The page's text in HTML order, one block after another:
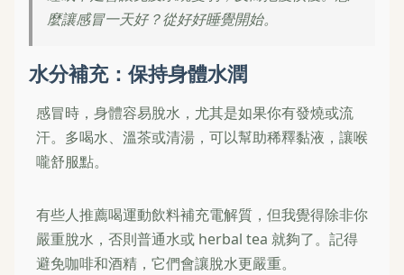
麼讓感冒一天好？從好好睡覺開始。
水分補充：保持身體水潤
感冒時，身體容易脫水，尤其是如果你有發燒或流
汗。多喝水、溫茶或清湯，可以幫助稀釋黏液，讓喉
嚨舒服點。
有些人推薦喝運動飲料補充電解質，但我覺得除非你
嚴重脫水，否則普通水或 herbal tea 就夠了。記得
避免咖啡和酒精，它們會讓脫水更嚴重。